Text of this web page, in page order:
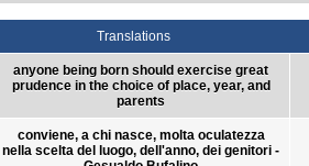
Translations
anyone being born should exercise great
prudence in the choice of place, year, and
parents
conviene, a chi nasce, molta oculatezza
nella scelta del luogo, dell'anno, dei genitori -